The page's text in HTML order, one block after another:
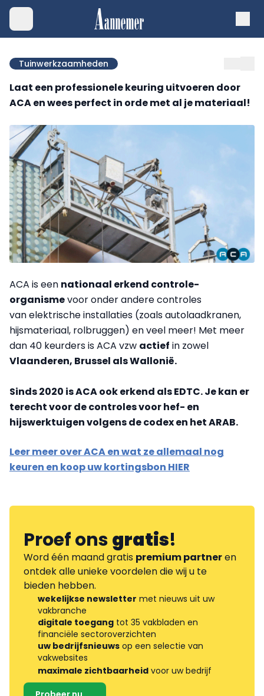
Tuinwerkzaamheden
Laat een professionele keuring uitvoeren door
ACA en wees perfect in orde met al je materiaal!
ACA is een nationaal erkend controle-
organismevoor onder andere controles
van elektrische installaties (zoals autolaadkranen,
hijsmateriaal, rolbruggen) en veel meer! Met meer
dan 40 keurders is ACA vzw actief in zowel
Vlaanderen, Brussel als Wallonië.
Sinds 2020 is ACA ook erkend als EDTC. Je kan er
terecht voor de controles voor hef- en
hijswerktuigen volgens de codex en het ARAB.
Leer meer over ACA en wat ze allemaal nog
keuren en koop uw kortingsbon HIER
Proef onsgratis!
Word één maand gratis premium partneren
ontdek alle unieke voordelen die wij u te
bieden hebben.
wekelijkse newsletter met nieuws uit uw
vakbranche
digitale toegang tot 35 vakbladen en
financiële sectoroverzichten
uw bedrijfsnieuws op een selectie van
vakwebsites
maximale zichtbaarheid voor uw bedrijf